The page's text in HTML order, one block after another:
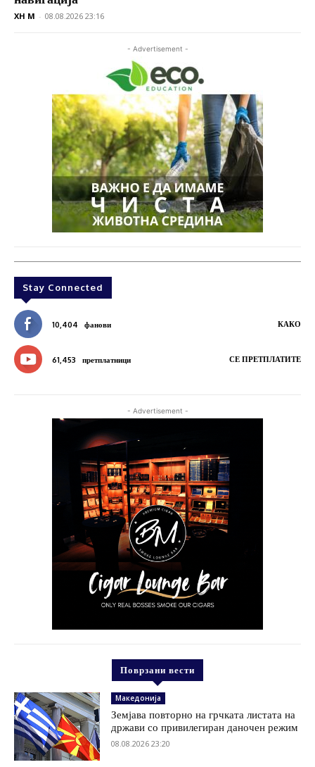
XH M - 08.08.2026 23:16
- Advertisement -
Stay Connected
10,404 фанови КАКО
61,453 претплатници СЕ ПРЕТПЛАТИТЕ
- Advertisement -
Поврзани вести
Македонија
Земјава повторно на грчката листата на
држави со привилегиран даночен режим
08.08.2026 23:20